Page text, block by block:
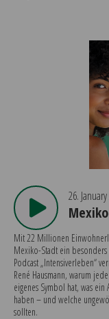
26.
Mit 22 Millionen
Mexiko-Stadt ein
Podcast „Intensiverleben“
René Hausmann, warum
eigenes Symbol hat, was
haben – und welche
sollten.